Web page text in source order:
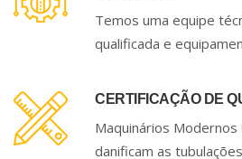
Temos uma equipe
qualificada e
CERTIFICAÇÃO DE
Maquinários
danificam as tubulações